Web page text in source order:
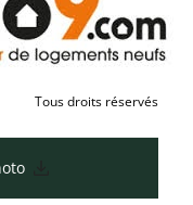
Tous droits réservés